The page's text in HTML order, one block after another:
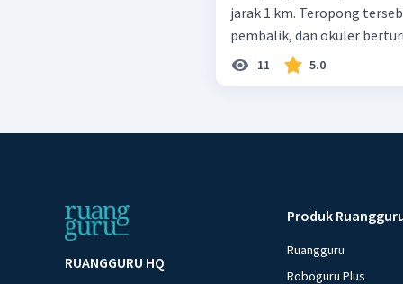
jarak 1 km. Teropong
pembalik, dan okuler
11 5.0
RUANGGURU HQ
Produk
Ruangguru
Roboguru Plus